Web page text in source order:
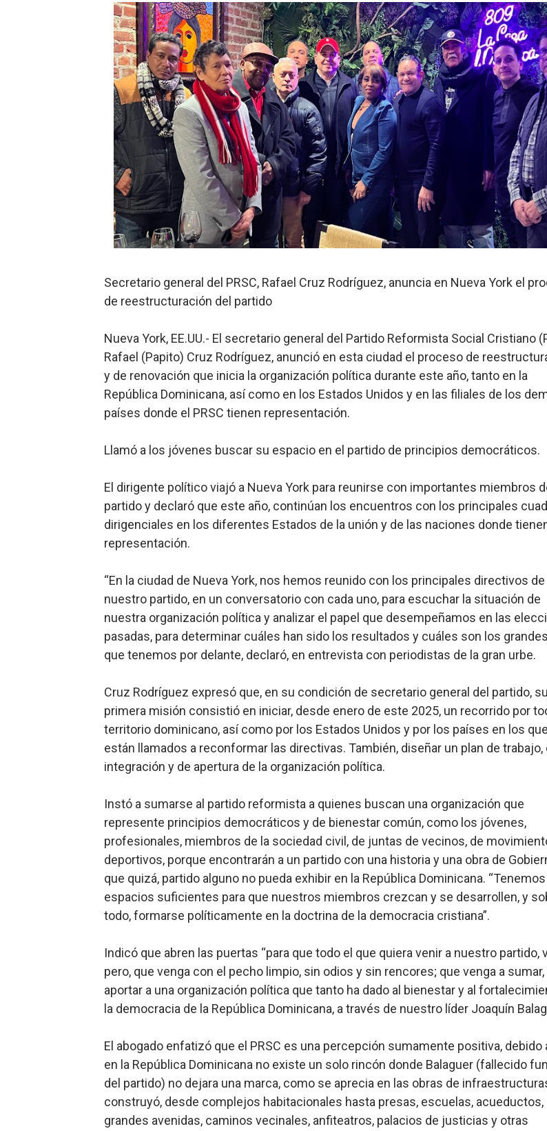
Hipótesis policial sobre atentado a balazos en la avenida Abraham
CESDN urge fortalecer el sistema eléctrico ante constantes apagones
Cacerolazos, gomas quemadas y bombas lagrimógenas: Tensión en la
Roberto Ángel Salcedo anuncia festival cultural para la región Este
Roberto Ángel Salcedo anuncia festival cultural para la región Este
Respuesta oportuna de Propeep permite a familia de La Cuaba
Juramentan a Angelina Biviana Riveiro como nueva vicepresidenta
DIGEIG y Liga Municipal Dominicana impulsan metas de transparencia
Tribunal Superior Administrativo anula permisos urbanísticos del
JCE flexibiliza renovación de cédula: adiós al orden por mes de
Restaurante Amigos es reconocido por sus cuatro décadas de
Banco Popular escala 17 posiciones en los mil mejores bancos del
SNS y el SRSO actualizan Manual de Comunicación Interna y Externa
Osiris de León responde a Roberto Tineo y a Yeisy por sus críticas
DGPCF: 55 años sembrando desarrollo y fortaleciendo la frontera
Secretario general del PRSC, Rafael Cruz Rodríguez, anuncia en Nueva York el
de reestructuración del partido
Nueva York, EE.UU.- El secretario general del Partido Reformista Social Cristiano
Rafael (Papito) Cruz Rodríguez, anunció en esta ciudad el proceso de
y de renovación que inicia la organización política durante este año, tanto en la
República Dominicana, así como en los Estados Unidos y en las filiales de los
países donde el PRSC tienen representación.
Llamó a los jóvenes buscar su espacio en el partido de principios democráticos.
El dirigente político viajó a Nueva York para reunirse con importantes miembros
partido y declaró que este año, continúan los encuentros con los principales
dirigenciales en los diferentes Estados de la unión y de las naciones donde
representación.
“En la ciudad de Nueva York, nos hemos reunido con los principales directivos de
nuestro partido, en un conversatorio con cada uno, para escuchar la situación de
nuestra organización política y analizar el papel que desempeñamos en las
pasadas, para determinar cuáles han sido los resultados y cuáles son los
que tenemos por delante, declaró, en entrevista con periodistas de la gran urbe.
Cruz Rodríguez expresó que, en su condición de secretario general del partido, su
primera misión consistió en iniciar, desde enero de este 2025, un recorrido por
territorio dominicano, así como por los Estados Unidos y por los países en los que
están llamados a reconformar las directivas. También, diseñar un plan de trabajo,
integración y de apertura de la organización política.
Instó a sumarse al partido reformista a quienes buscan una organización que
represente principios democráticos y de bienestar común, como los jóvenes,
profesionales, miembros de la sociedad civil, de juntas de vecinos, de
deportivos, porque encontrarán a un partido con una historia y una obra de
que quizá, partido alguno no pueda exhibir en la República Dominicana.
espacios suficientes para que nuestros miembros crezcan y se desarrollen, y
todo, formarse políticamente en la doctrina de la democracia cristiana”.
Indicó que abren las puertas “para que todo el que quiera venir a nuestro partido,
pero, que venga con el pecho limpio, sin odios y sin rencores; que venga a sumar,
aportar a una organización política que tanto ha dado al bienestar y al
la democracia de la República Dominicana, a través de nuestro líder Joaquín
El abogado enfatizó que el PRSC es una percepción sumamente positiva, debido
en la República Dominicana no existe un solo rincón donde Balaguer (fallecido
del partido) no dejara una marca, como se aprecia en las obras de
construyó, desde complejos habitacionales hasta presas, escuelas, acueductos,
grandes avenidas, caminos vecinales, anfiteatros, palacios de justicias y otras